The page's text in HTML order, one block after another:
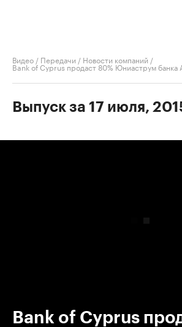
Видео / Передачи / Новости компаний /
Bank of Cyprus продаст 80% Юниаструм банка
Выпуск за 17 июля,
Bank of Cyprus